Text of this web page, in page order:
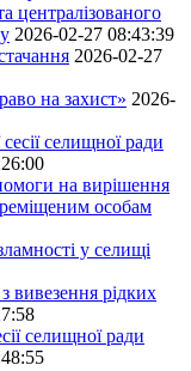
централізованого
2026-02-27 08:43:39
2026-02-27
на захист» 2026-
селищної ради
на вирішення
особам
у селищі
вивезення рідких
селищної ради